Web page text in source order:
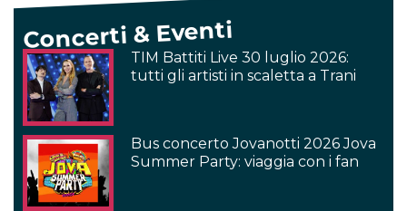
Concerti & Eventi
TIM Battiti Live 30 luglio 2026:
tutti gli artisti in scaletta a Trani
Bus concerto Jovanotti 2026 Jova
Summer Party: viaggia con i fan